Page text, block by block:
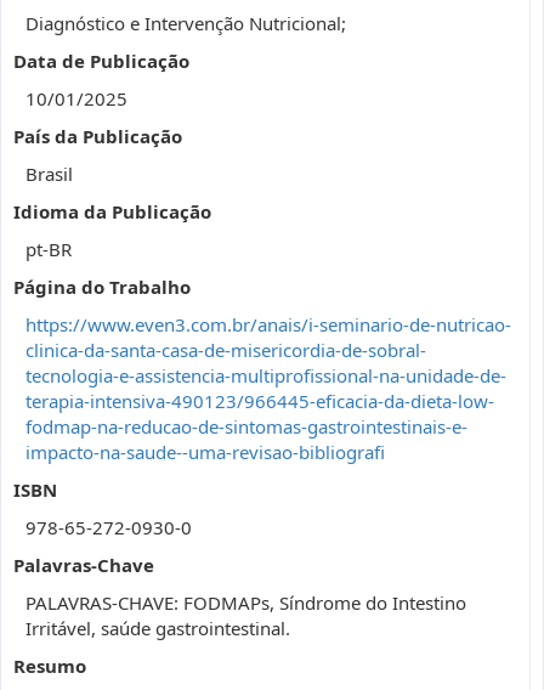
Diagnóstico e Intervenção Nutricional;
Data de Publicação
10/01/2025
País da Publicação
Brasil
Idioma da Publicação
pt-BR
Página do Trabalho
https://www.even3.com.br/anais/i-seminario-de-nutricao-
clinica-da-santa-casa-de-misericordia-de-sobral-
tecnologia-e-assistencia-multiprofissional-na-unidade-de-
terapia-intensiva-490123/966445-eficacia-da-dieta-low-
fodmap-na-reducao-de-sintomas-gastrointestinais-e-
impacto-na-saude--uma-revisao-bibliografi
ISBN
978-65-272-0930-0
Palavras-Chave
PALAVRAS-CHAVE: FODMAPs, Síndrome do Intestino
Irritável, saúde gastrointestinal.
Resumo